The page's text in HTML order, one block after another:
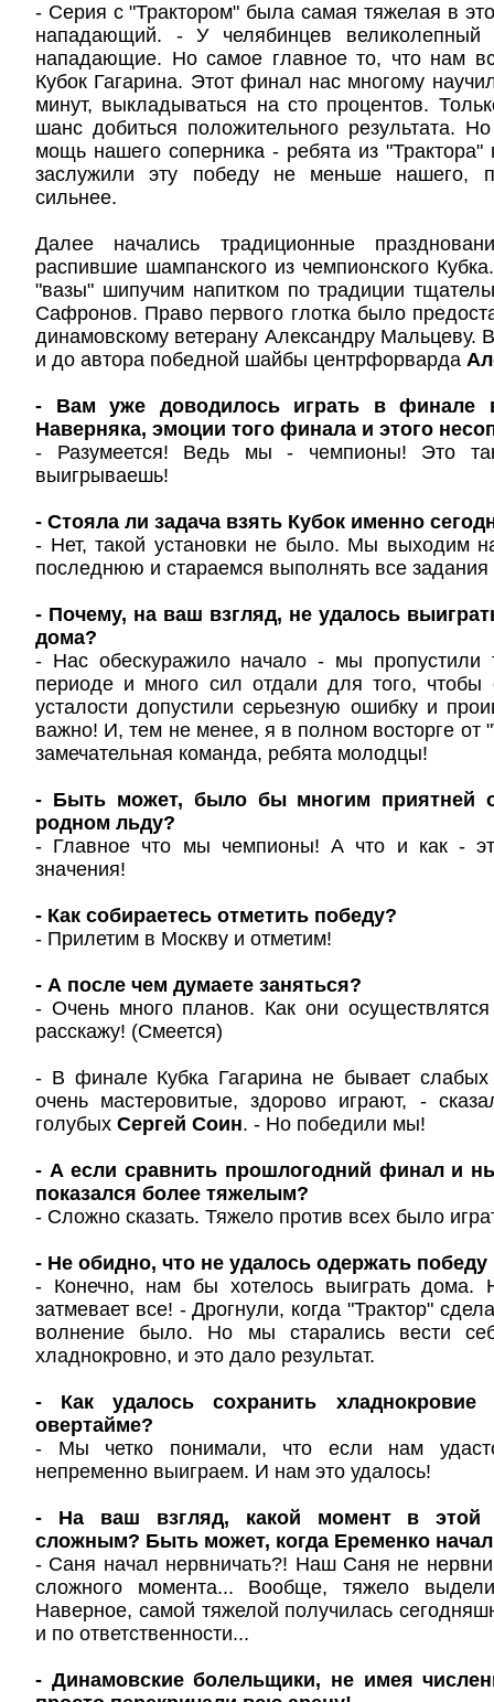
- Серия с "Трактором" была самая тяжелая в
нападающий. - У челябинцев великолепный
нападающие. Но самое главное то, что нам
Кубок Гагарина. Этот финал нас многому
минут, выкладываться на сто процентов.
шанс добиться положительного результата.
мощь нашего соперника - ребята из
заслужили эту победу не меньше нашего,
сильнее.
Далее начались традиционные
распившие шампанского из чемпионского
"вазы" шипучим напитком по традиции
Сафронов. Право первого глотка было
динамовскому ветерану Александру Мальцеву.
и до автора победной шайбы центрфорварда
- Вам уже доводилось играть в финале
Наверняка, эмоции того финала и этого
- Разумеется! Ведь мы - чемпионы! Это
выигрываешь!
- Стояла ли задача взять Кубок именно
- Нет, такой установки не было. Мы выходим
последнюю и стараемся выполнять все задания
- Почему, на ваш взгляд, не удалось
дома?
- Нас обескуражило начало - мы
периоде и много сил отдали для того, чтобы
усталости допустили серьезную ошибку и
важно! И, тем не менее, я в полном восторге от
замечательная команда, ребята молодцы!
- Быть может, было бы многим приятней
родном льду?
- Главное что мы чемпионы! А что и как -
значения!
- Как собираетесь отметить победу?
- Прилетим в Москву и отметим!
- А после чем думаете заняться?
- Очень много планов. Как они
расскажу! (Смеется)
- В финале Кубка Гагарина не бывает
очень мастеровитые, здорово играют, -
голубых Сергей Соин. - Но победили мы!
- А если сравнить прошлогодний финал и
показался более тяжелым?
- Сложно сказать. Тяжело против всех было
- Не обидно, что не удалось одержать
- Конечно, нам бы хотелось выиграть
затмевает все! - Дрогнули, когда "Трактор"
волнение было. Но мы старались вести
хладнокровно, и это дало результат.
- Как удалось сохранить
овертайме?
- Мы четко понимали, что если нам
непременно выиграем. И нам это удалось!
- На ваш взгляд, какой момент в
сложным? Быть может, когда Еременко
- Саня начал нервничать?! Наш Саня не
сложного момента... Вообще, тяжело
Наверное, самой тяжелой получилась
и по ответственности...
- Динамовские болельщики, не имея